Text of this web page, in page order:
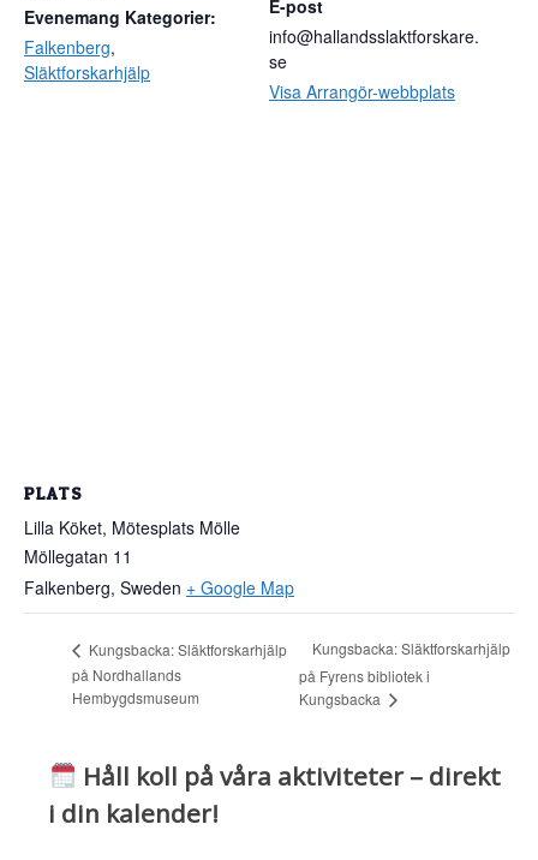
Evenemang Kategorier:
Falkenberg,
Släktforskarhjälp
E-post
info@hallandsslaktforskare.
se
Visa Arrangör-webbplats
PLATS
Lilla Köket, Mötesplats Mölle
Möllegatan 11
Falkenberg, Sweden + Google Map
Kungsbacka: Släktforskarhjälp
på Nordhallands
Hembygdsmuseum
Kungsbacka: Släktforskarhjälp
på Fyrens bibliotek i
Kungsbacka
Håll koll på våra aktiviteter – direkt
i din kalender!